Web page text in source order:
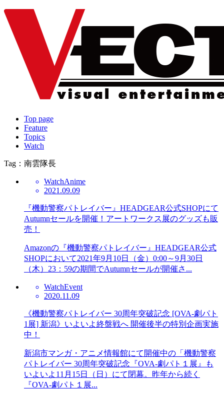
Top page
Feature
Topics
Watch
Tag：南雲隊長
WatchAnime
2021.09.09
『機動警察パトレイバー』HEADGEAR公式SHOPにて
Autumnセールを開催！アートワークス展のグッズも販
売！
Amazonの『機動警察パトレイバー』HEADGEAR公式
SHOPにおいて2021年9月10日（金）0:00～9月30日
（木）23：59の期間でAutumnセールが開催さ...
WatchEvent
2020.11.09
《機動警察パトレイバー 30周年突破記念 [OVA-劇パト
1展] 新潟》いよいよ終盤戦へ 開催後半の特別企画実施
中！
新潟市マンガ・アニメ情報館にて開催中の「機動警察
パトレイバー 30周年突破記念『OVA-劇パト１展』も
いよいよ11月15日（日）にて閉幕。昨年から続く
『OVA-劇パト１展...